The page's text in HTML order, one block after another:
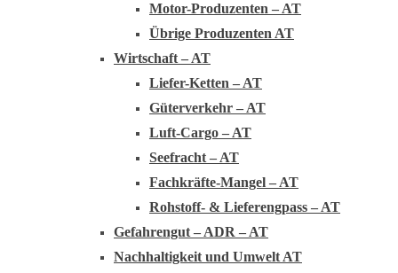
Motor-Produzenten – AT
Übrige Produzenten AT
Wirtschaft – AT
Liefer-Ketten – AT
Güterverkehr – AT
Luft-Cargo – AT
Seefracht – AT
Fachkräfte-Mangel – AT
Rohstoff- & Lieferengpass – AT
Gefahrengut – ADR – AT
Nachhaltigkeit und Umwelt AT